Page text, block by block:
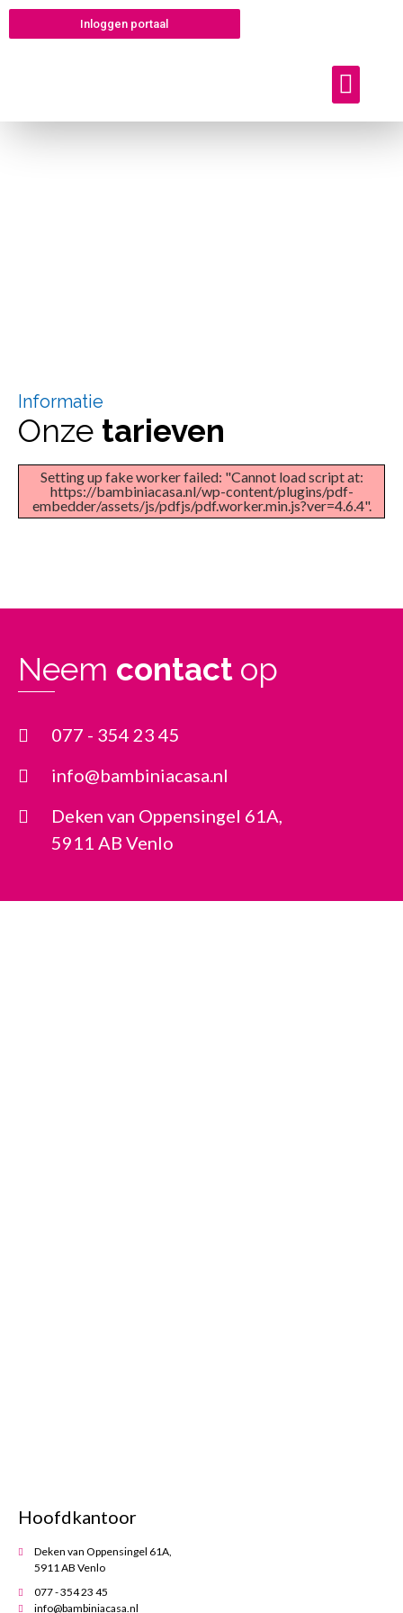
Inloggen portaal
Informatie
Onze tarieven
Setting up fake worker failed: "Cannot load script at:
https://bambiniacasa.nl/wp-content/plugins/pdf-
embedder/assets/js/pdfjs/pdf.worker.min.js?ver=4.6.4".
Neem contact op
077 - 354 23 45
info@bambiniacasa.nl
Deken van Oppensingel 61A,
5911 AB Venlo
Hoofdkantoor
Deken van Oppensingel 61A,
5911 AB Venlo
077 - 354 23 45
info@bambiniacasa.nl